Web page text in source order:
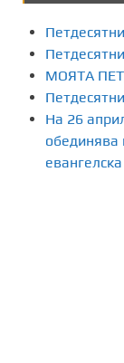
МОЯТА
На 26
обединява